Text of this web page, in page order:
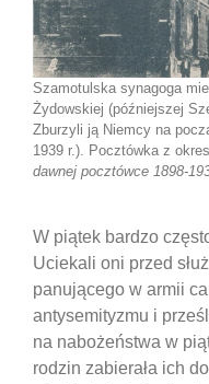
Szamotulska synagoga
Żydowskiej (późniejszej
Zburzyli ją Niemcy na
1939 r.). Pocztówka z
dawnej pocztówce 1898-
W piątek bardzo
Uciekali oni przed
panującego w armii
antysemityzmu i
na nabożeństwa w
rodzin zabierała ich